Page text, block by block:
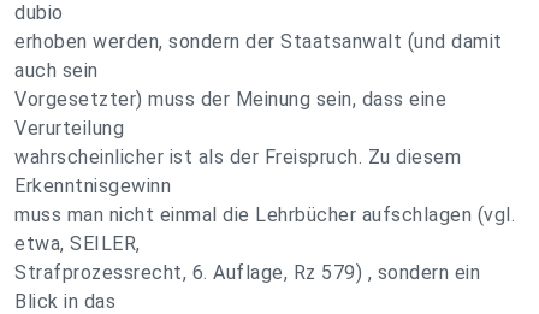
dubio
erhoben werden, sondern der Staatsanwalt (und damit
auch sein
Vorgesetzter) muss der Meinung sein, dass eine
Verurteilung
wahrscheinlicher ist als der Freispruch. Zu diesem
Erkenntnisgewinn
muss man nicht einmal die Lehrbücher aufschlagen (vgl.
etwa, SEILER,
Strafprozessrecht, 6. Auflage, Rz 579) , sondern ein
Blick in das